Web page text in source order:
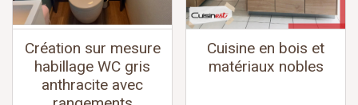
Création sur mesure
habillage WC gris
anthracite avec
Cuisine en bois et
matériaux nobles